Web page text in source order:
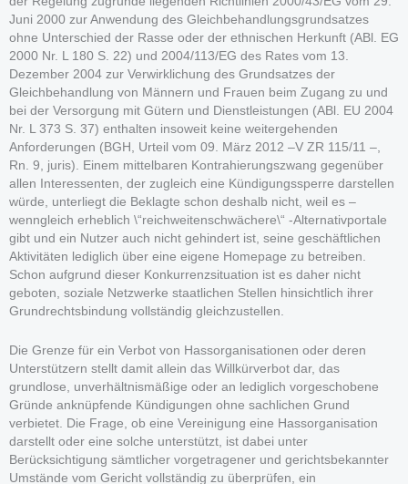
Juni 2000 zur Anwendung des Gleichbehandlungsgrundsatzes
ohne Unterschied der Rasse oder der ethnischen Herkunft (ABl. EG
2000 Nr. L 180 S. 22) und 2004/113/EG des Rates vom 13.
Dezember 2004 zur Verwirklichung des Grundsatzes der
Gleichbehandlung von Männern und Frauen beim Zugang zu und
bei der Versorgung mit Gütern und Dienstleistungen (ABl. EU 2004
Nr. L 373 S. 37) enthalten insoweit keine weitergehenden
Anforderungen (BGH, Urteil vom 09. März 2012 –V ZR 115/11 –,
Rn. 9, juris). Einem mittelbaren Kontrahierungszwang gegenüber
allen Interessenten, der zugleich eine Kündigungssperre darstellen
würde, unterliegt die Beklagte schon deshalb nicht, weil es –
wenngleich erheblich \“reichweitenschwächere\“ -Alternativportale
gibt und ein Nutzer auch nicht gehindert ist, seine geschäftlichen
Aktivitäten lediglich über eine eigene Homepage zu betreiben.
Schon aufgrund dieser Konkurrenzsituation ist es daher nicht
geboten, soziale Netzwerke staatlichen Stellen hinsichtlich ihrer
Grundrechtsbindung vollständig gleichzustellen.
Die Grenze für ein Verbot von Hassorganisationen oder deren
Unterstützern stellt damit allein das Willkürverbot dar, das
grundlose, unverhältnismäßige oder an lediglich vorgeschobene
Gründe anknüpfende Kündigungen ohne sachlichen Grund
verbietet. Die Frage, ob eine Vereinigung eine Hassorganisation
darstellt oder eine solche unterstützt, ist dabei unter
Berücksichtigung sämtlicher vorgetragener und gerichtsbekannter
Umstände vom Gericht vollständig zu überprüfen, ein